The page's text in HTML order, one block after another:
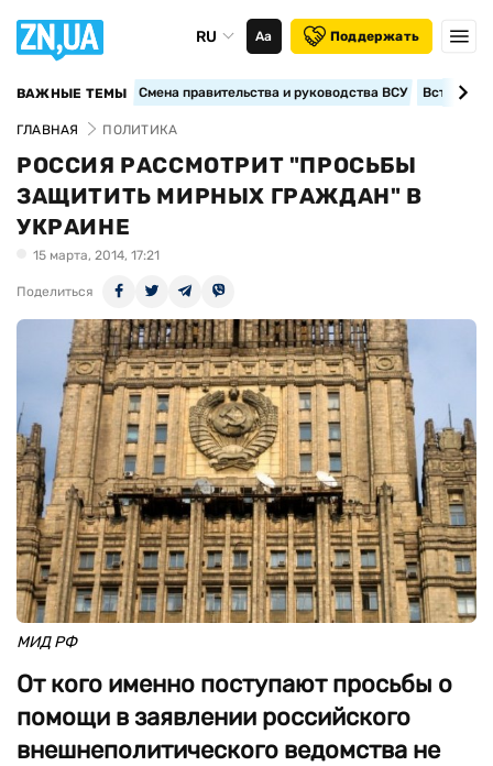
RU Аа Поддержать
ВАЖНЫЕ ТЕМЫ Смена правительства и руководства ВСУ
ГЛАВНАЯ ПОЛИТИКА
РОССИЯ РАССМОТРИТ "ПРОСЬБЫ
ЗАЩИТИТЬ МИРНЫХ ГРАЖДАН" В
УКРАИНЕ
15 марта, 2014, 17:21
Поделиться
МИД РФ
От кого именно поступают просьбы о
помощи в заявлении российского
внешнеполитического ведомства не